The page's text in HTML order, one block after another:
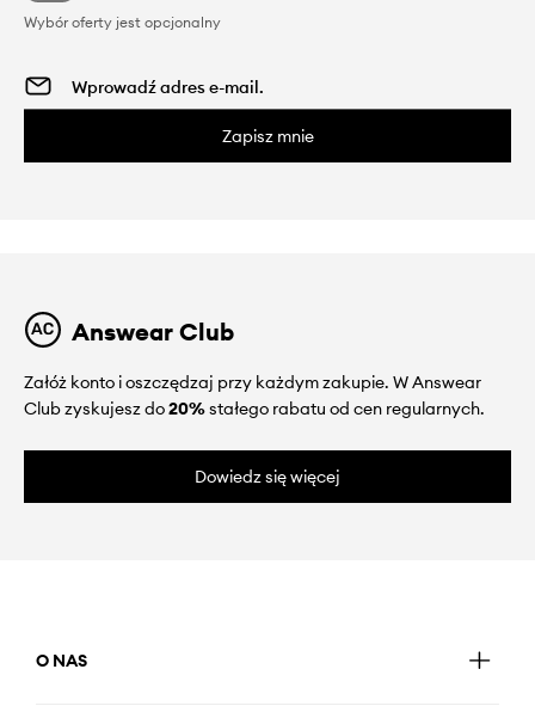
Wybór oferty jest opcjonalny
Zapisz mnie
Answear Club
Załóż konto i oszczędzaj przy każdym zakupie. W Answear
Club zyskujesz do20%stałego rabatu od cen regularnych.
Dowiedz się więcej
O NAS